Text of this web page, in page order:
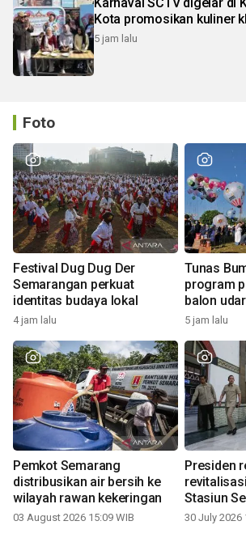
Kota promosikan kuliner
5 jam lalu
Foto
Festival Dug Dug Der
Semarangan perkuat
identitas budaya lokal
4 jam lalu
Tunas
program
balon
5 jam lalu
Pemkot Semarang
distribusikan air bersih ke
wilayah rawan kekeringan
03 August 2026 15:09 WIB
Presiden
Stasiun
30 July 2026